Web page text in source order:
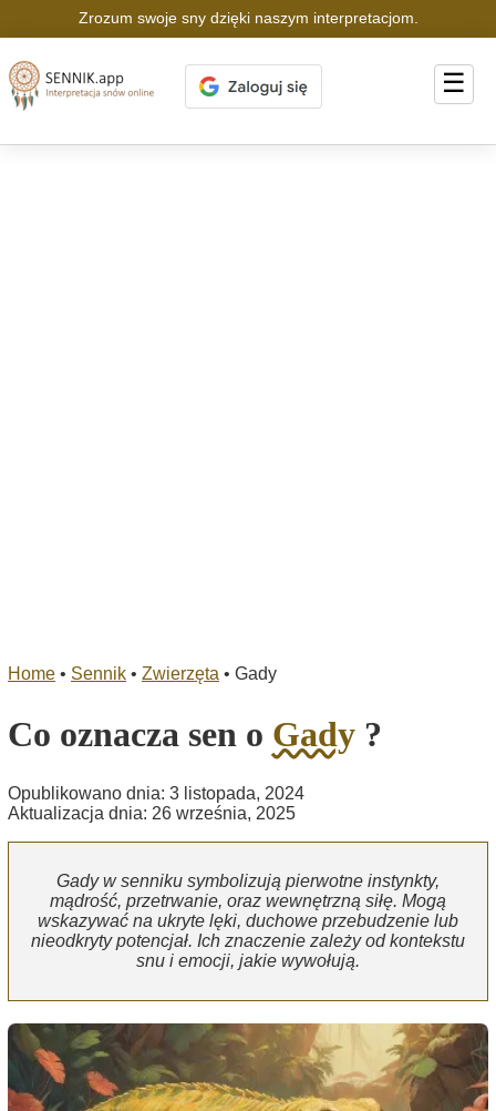
Zrozum swoje sny dzięki naszym interpretacjom.
☰
Home • Sennik • Zwierzęta • Gady
Co oznacza sen o Gady ?
Opublikowano dnia: 3 listopada, 2024
Aktualizacja dnia: 26 września, 2025
Gady w senniku symbolizują pierwotne instynkty,
mądrość, przetrwanie, oraz wewnętrzną siłę. Mogą
wskazywać na ukryte lęki, duchowe przebudzenie lub
nieodkryty potencjał. Ich znaczenie zależy od kontekstu
snu i emocji, jakie wywołują.